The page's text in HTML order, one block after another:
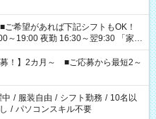
夜勤 16:30～翌9:30 「家族
を持って夕飯の準備がしたい」
」 など、ご希望を教えてください
時間。 合計で週40時間を超える場
募！】2カ月～ ■ご応募から最短2～
/ 服装自由 / シフト勤務 / 10名以
/ パソコンスキル不要